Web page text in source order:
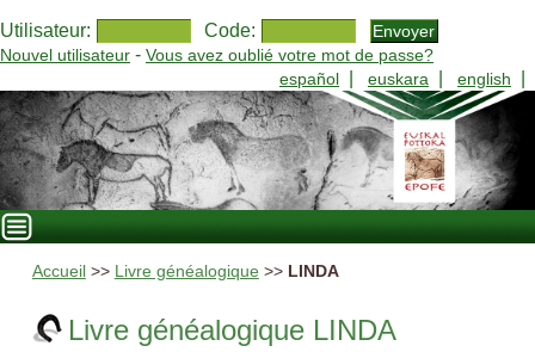
Utilisateur: Code:
Nouvel utilisateur - Vous avez oublié votre mot de passe?
español
euskara english
Accueil >> Livre généalogique >> LINDA
Livre généalogique LINDA